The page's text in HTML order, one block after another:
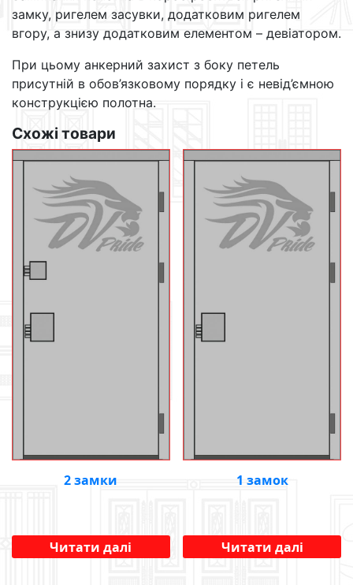
замку, ригелем засувки, додатковим ригелем
вгору, а знизу додатковим елементом – девіатором.
При цьому анкерний захист з боку петель
присутній в обов’язковому порядку і є невід’ємною
конструкцією полотна.
Схожі товари
2 замки
Читати далі
1 замок
Читати далі